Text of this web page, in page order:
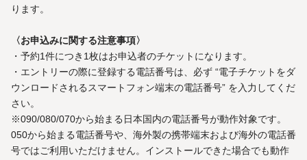
ります。
〈お申込みに関する注意事項〉
・予約1件につき1枚はお申込者のチケットになります。
・エントリーの際に登録する電話番号は、必ず “電子チケットをダ
ウンロードされるスマートフォン端末の電話番号” を入力してくだ
さい。
※090/080/070から始まる日本国内の電話番号が動作対象です。
050から始まる電話番号や、海外製の携帯端末および海外の電話番
号ではご利用いただけません。インストールできた場合でも動作